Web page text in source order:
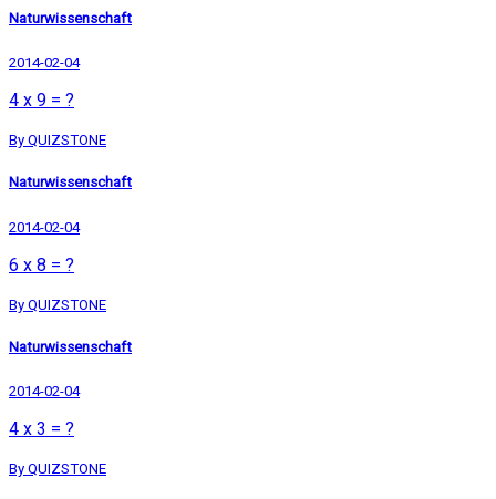
Naturwissenschaft
2014-02-04
4 x 9 = ?
By QUIZSTONE
Naturwissenschaft
2014-02-04
6 x 8 = ?
By QUIZSTONE
Naturwissenschaft
2014-02-04
4 x 3 = ?
By QUIZSTONE